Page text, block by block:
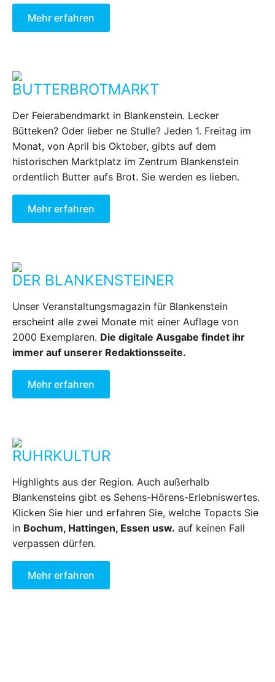
Mehr erfahren
BUTTERBROTMARKT
Der Feierabendmarkt in Blankenstein. Lecker
Bütteken? Oder lieber ne Stulle? Jeden 1. Freitag im
Monat, von April bis Oktober, gibts auf dem
historischen Marktplatz im Zentrum Blankenstein
ordentlich Butter aufs Brot. Sie werden es lieben.
Mehr erfahren
DER BLANKENSTEINER
Unser Veranstaltungsmagazin für Blankenstein
erscheint alle zwei Monate mit einer Auflage von
2000 Exemplaren. Die digitale Ausgabe findet ihr
immer auf unserer Redaktionsseite.
Mehr erfahren
RUHRKULTUR
Highlights aus der Region. Auch außerhalb
Blankensteins gibt es Sehens-Hörens-Erlebniswertes.
Klicken Sie hier und erfahren Sie, welche Topacts Sie
in Bochum, Hattingen, Essen usw. auf keinen Fall
verpassen dürfen.
Mehr erfahren